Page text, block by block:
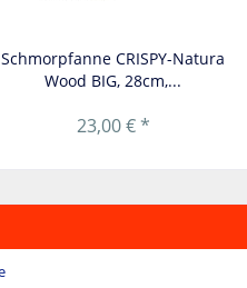
Schmorpfanne CRISPY-Natura
Wood BIG, 28cm,...
23,00 € *